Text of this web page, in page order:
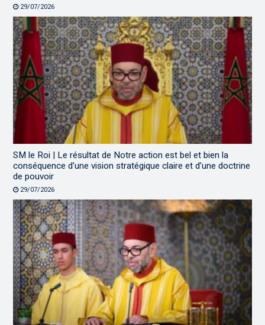
29/07/2026
SM le Roi | Le résultat de Notre action est bel et bien la
conséquence d’une vision stratégique claire et d’une doctrine
de pouvoir
29/07/2026